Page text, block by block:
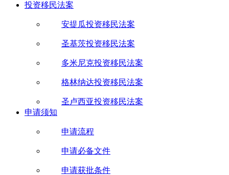
投资移民法案
安提瓜投资移民法案
圣基茨投资移民法案
多米尼克投资移民法案
格林纳达投资移民法案
圣卢西亚投资移民法案
申请须知
申请流程
申请必备文件
申请获批条件